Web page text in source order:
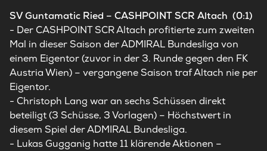
SV Guntamatic Ried – CASHPOINT SCR Altach (0:1)
- Der CASHPOINT SCR Altach profitierte zum zweiten
Mal in dieser Saison der ADMIRAL Bundesliga von
einem Eigentor (zuvor in der 3. Runde gegen den FK
Austria Wien) – vergangene Saison traf Altach nie per
Eigentor.
- Christoph Lang war an sechs Schüssen direkt
beteiligt (3 Schüsse, 3 Vorlagen) – Höchstwert in
diesem Spiel der ADMIRAL Bundesliga.
- Lukas Gugganig hatte 11 klärende Aktionen –